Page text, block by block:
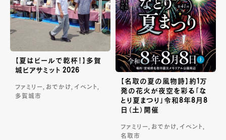
【夏はビールで乾杯！】多賀
城ビアサミット 2026
ファミリー, おでかけ, イベント,
多賀城市
【名取の夏の風物詩】約1万
発の花火が夜空を彩る「な
とり夏まつり」令和8年8月8
日（土）開催
ファミリー, おでかけ, イベント,
名取市